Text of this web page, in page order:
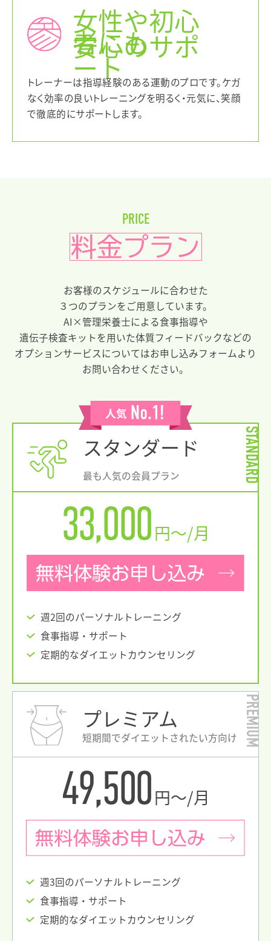
女性や初心
者にも
安心のサポ
ート
トレーナーは指導経験のある運動のプロです。ケガ
なく効率の良いトレーニングを明るく・元気に、笑顔
で徹底的にサポートします。
PRICE
料金プラン
お客様のスケジュールに合わせた
３つのプランをご用意しています。
AI×管理栄養士による食事指導や
遺伝子検査キットを用いた体質フィードバックなどの
オプションサービスについてはお申し込みフォームより
お問い合わせください。
スタンダード
最も人気の会員プラン STANDARD
33,000円〜/月
週2回のパーソナルトレーニング
食事指導・サポート
定期的なダイエットカウンセリング
プレミアム
短期間でダイエットされたい方向け PREMIUM
49,500円〜/月
週3回のパーソナルトレーニング
食事指導・サポート
定期的なダイエットカウンセリング